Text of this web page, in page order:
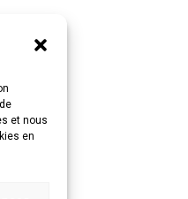
et nous
en